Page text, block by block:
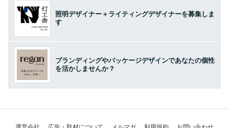
照明デザイナー＋ライティングデザイナーを募集しま
す
ブランディングやパッケージデザインであなたの個性
を活かしませんか？